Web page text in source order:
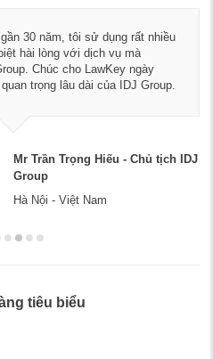
tôi sử dụng rất nhiều
với dịch vụ mà
cho LawKey ngày
lâu dài của IDJ Group.
Trọng Hiếu - Chủ tịch IDJ
- Việt Nam
tiêu biểu